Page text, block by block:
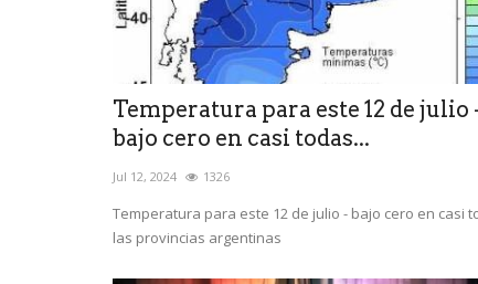
Temperatura para este 12 de julio
bajo cero en casi todas...
Jul 12, 2024 1326
Temperatura para este 12 de julio - bajo cero en casi
las provincias argentinas